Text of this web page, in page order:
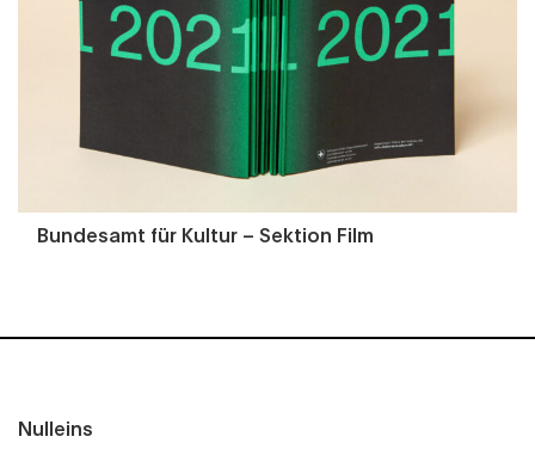
Bundesamt für Kultur – Sektion Film
Nulleins